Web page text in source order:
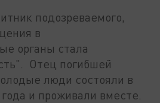
подозреваемого,
в
органы стала
Отец погибшей
люди состояли в
и проживали вместе.